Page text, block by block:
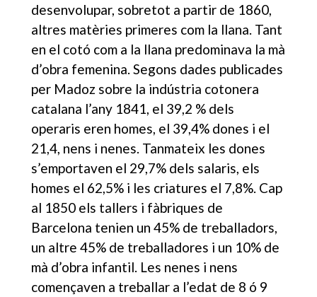
desenvolupar, sobretot a partir de 1860,
altres matèries primeres com la llana. Tant
en el cotó com a la llana predominava la mà
d’obra femenina. Segons dades publicades
per Madoz sobre la indústria cotonera
catalana l’any 1841, el 39,2 % dels
operaris eren homes, el 39,4% dones i el
21,4, nens i nenes. Tanmateix les dones
s’emportaven el 29,7% dels salaris, els
homes el 62,5% i les criatures el 7,8%. Cap
al 1850 els tallers i fàbriques de
Barcelona tenien un 45% de treballadors,
un altre 45% de treballadores i un 10% de
mà d’obra infantil. Les nenes i nens
començaven a treballar a l’edat de 8 ó 9